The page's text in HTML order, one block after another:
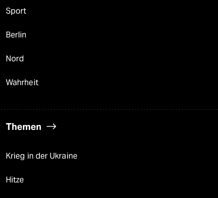
Sport
Berlin
Nord
Wahrheit
Themen
Krieg in der Ukraine
Hitze